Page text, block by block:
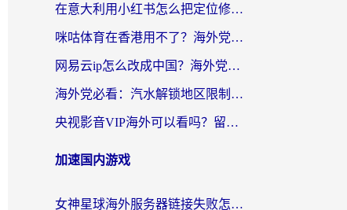
在意大利用小红书怎么把定位修改到中国国内？3个实用技巧+1个靠谱工具帮你搞定
咪咕体育在香港用不了？海外党必看的回国加速器选择指南（附3个真实场景解决方案）
网易云ip怎么改成中国？海外党听音乐听书的无痛解决方案
海外党必看：汽水解锁地区限制怎么解除？3招解决国内影音&生活服务难题
央视影音VIP海外可以看吗？留学生亲测有效的回国加速器选择指南
加速国内游戏
女神星球海外服务器链接失败怎么解决？海外党国服游戏加速避坑指南